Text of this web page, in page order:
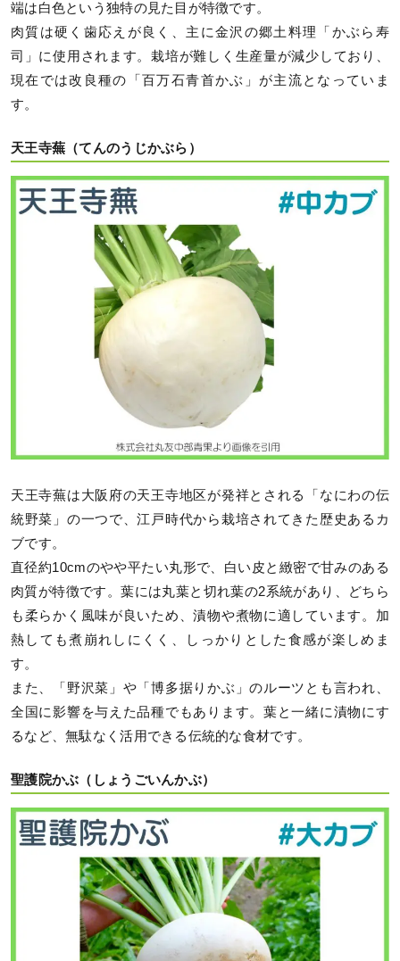
端は白色という独特の見た目が特徴です。
肉質は硬く歯応えが良く、主に金沢の郷土料理「かぶら寿
司」に使用されます。栽培が難しく生産量が減少しており、
現在では改良種の「百万石青首かぶ」が主流となっていま
す。
天王寺蕪（てんのうじかぶら）
天王寺蕪は大阪府の天王寺地区が発祥とされる「なにわの伝
統野菜」の一つで、江戸時代から栽培されてきた歴史あるカ
ブです。
直径約10cmのやや平たい丸形で、白い皮と緻密で甘みのある
肉質が特徴です。葉には丸葉と切れ葉の2系統があり、どちら
も柔らかく風味が良いため、漬物や煮物に適しています。加
熱しても煮崩れしにくく、しっかりとした食感が楽しめま
す。
また、「野沢菜」や「博多据りかぶ」のルーツとも言われ、
全国に影響を与えた品種でもあります。葉と一緒に漬物にす
るなど、無駄なく活用できる伝統的な食材です。
聖護院かぶ（しょうごいんかぶ）